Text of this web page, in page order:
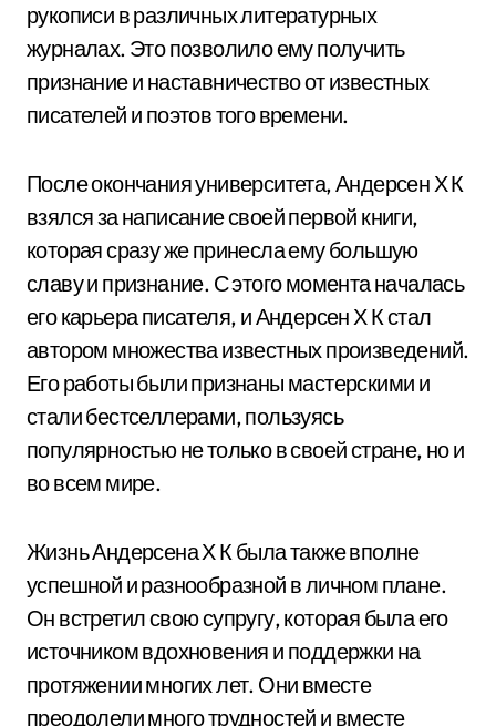
рукописи в различных литературных
журналах. Это позволило ему получить
признание и наставничество от известных
писателей и поэтов того времени.
После окончания университета, Андерсен Х К
взялся за написание своей первой книги,
которая сразу же принесла ему большую
славу и признание. С этого момента началась
его карьера писателя, и Андерсен Х К стал
автором множества известных произведений.
Его работы были признаны мастерскими и
стали бестселлерами, пользуясь
популярностью не только в своей стране, но и
во всем мире.
Жизнь Андерсена Х К была также вполне
успешной и разнообразной в личном плане.
Он встретил свою супругу, которая была его
источником вдохновения и поддержки на
протяжении многих лет. Они вместе
преодолели много трудностей и вместе